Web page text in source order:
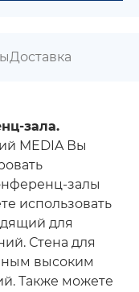
Доставка
зала.
MEDIA Вы
залы
использовать
для
Стена для
высоким
Также можете